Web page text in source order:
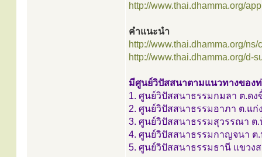
http://www.thai.dhamma.org/
คำแนะนำ
http://www.thai.dhamma.org/ns/
http://www.thai.dhamma.org/d-
มีศูนย์วิปัสสนาตามแนวทางของ
1. ศูนย์วิปัสสนาธรรมกมลา ต.ดง
2. ศูนย์วิปัสสนาธรรมอาภา ต.แ
3. ศูนย์วิปัสสนาธรรมสุวรรณา ต
4. ศูนย์วิปัสสนาธรรมกาญจนา ต
5. ศูนย์วิปัสสนาธรรมธานี แขวง